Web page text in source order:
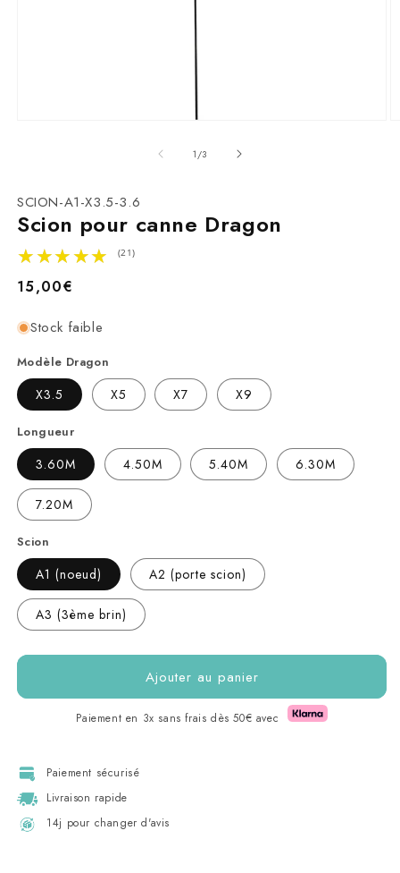
fenêtre
modale
1 /de3
SKU:
SCION-A1-X3.5-3.6
Scion pour canne Dragon
★★★★★
★★★★★ (21)
Prix
15,00€
Stock faible
Modèle Dragon
X3.5 X5 X7 X9
Longueur
3.60M 4.50M 5.40M 6.30M
7.20M
Scion
A1 (noeud) A2 (porte scion)
A3 (3ème brin)
Ajouter au panier
Paiement en 3x sans frais dès 50€ avec
Paiement sécurisé
Livraison rapide
14j pour changer d'avis